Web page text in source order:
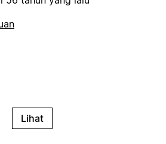
Lihat